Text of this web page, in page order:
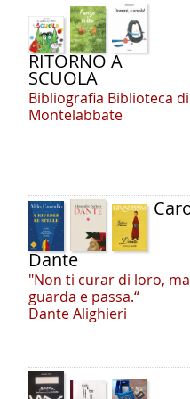
RITORNO A
SCUOLA
Bibliografia Biblioteca di
Montelabbate
Caro
Dante
"Non ti curar di loro, ma
guarda e passa.“
Dante Alighieri